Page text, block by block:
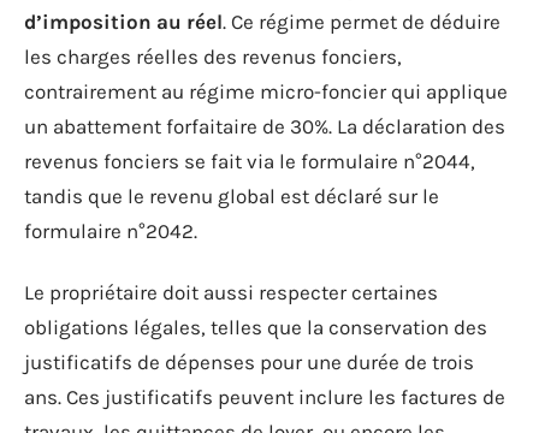
d’imposition au réel. Ce régime permet de déduire
les charges réelles des revenus fonciers,
contrairement au régime micro-foncier qui applique
un abattement forfaitaire de 30%. La déclaration des
revenus fonciers se fait via le formulaire n°2044,
tandis que le revenu global est déclaré sur le
formulaire n°2042.
Le propriétaire doit aussi respecter certaines
obligations légales, telles que la conservation des
justificatifs de dépenses pour une durée de trois
ans. Ces justificatifs peuvent inclure les factures de